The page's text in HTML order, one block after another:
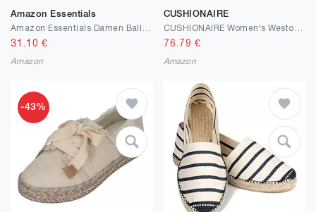
Amazon Essentials
31.10 €
Amazon
CUSHIONAIRE
76.79 €
Amazon
-43%